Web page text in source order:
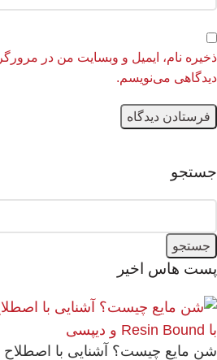
ذخیره نام، ایمیل و وبسایت من در
دیدگاهی می‌نویسم.
جستجو
جستجو
پست هاس اخیر
شن مایع چیست؟ آشنایی با اصطلاح